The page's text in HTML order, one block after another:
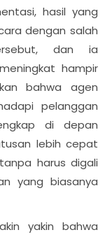
hasil yang
dengan salah
dan ia
hampir
bahwa agen
pelanggan
di depan
lebih cepat
harus digali
yang biasanya
yakin bahwa